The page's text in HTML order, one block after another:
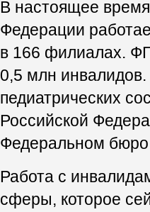
В настоящее
Федерации
в 166 филиалах.
0,5 млн
педиатрических
Российской
Федеральном
Работа с
сферы, которое